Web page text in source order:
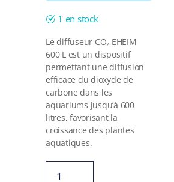
Spécifique
Voir tout
TRAITEMENT DE L'EAU
Spécial bassin
Additifs
Engrais
Voir tout
BONNES AFFAIRES
DERNIERS ARRIVAGES
1 en stock
Le diffuseur CO₂ EHEIM
600 L est un dispositif
permettant une diffusion
efficace du dioxyde de
carbone dans les
aquariums jusqu’à 600
litres, favorisant la
croissance des plantes
aquatiques.